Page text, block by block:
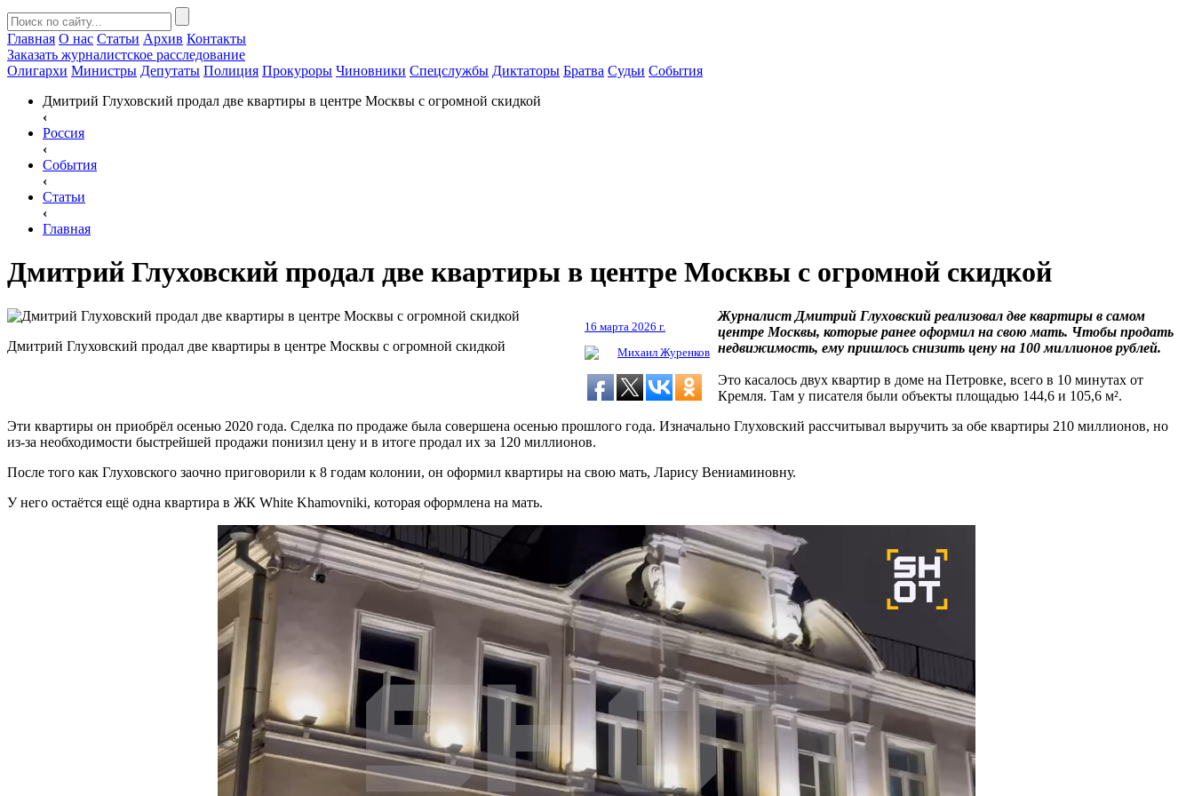
Главная О нас Статьи Архив Контакты
Заказать журналистское расследование
Олигархи Министры Депутаты Полиция Прокуроры Чиновники Спецслужбы Диктаторы Братва Судьи События
Дмитрий Глуховский продал две квартиры в центре Москвы с огромной скидкой
‹
Россия
‹
События
‹
Статьи
‹
Главная
Дмитрий Глуховский продал две квартиры в центре Москвы с огромной скидкой
Дмитрий Глуховский продал две квартиры в центре Москвы с огромной скидкой
16 марта 2026 г.
Михаил Журенков
Журналист Дмитрий Глуховский реализовал две квартиры в самом
центре Москвы, которые ранее оформил на свою мать. Чтобы продать
недвижимость, ему пришлось снизить цену на 100 миллионов рублей.
Это касалось двух квартир в доме на Петровке, всего в 10 минутах от
Кремля. Там у писателя были объекты площадью 144,6 и 105,6 м².
Эти квартиры он приобрёл осенью 2020 года. Сделка по продаже была совершена осенью прошлого года. Изначально Глуховский рассчитывал выручить за обе квартиры 210 миллионов, но
из-за необходимости быстрейшей продажи понизил цену и в итоге продал их за 120 миллионов.
После того как Глуховского заочно приговорили к 8 годам колонии, он оформил квартиры на свою мать, Ларису Вениаминовну.
У него остаётся ещё одна квартира в ЖК White Khamovniki, которая оформлена на мать.